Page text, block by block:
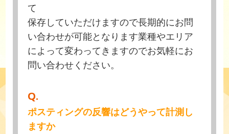
て
保存していただけますので長期的にお問
い合わせが可能となります業種やエリア
によって変わってきますのでお気軽にお
問い合わせください。
Q.
ポスティングの反響はどうやって計測し
ますか